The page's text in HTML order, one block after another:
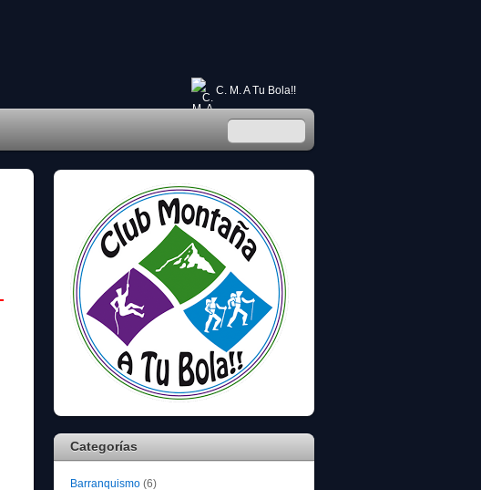
C. M. A Tu Bola!!
Categorías
Barranquismo (6)